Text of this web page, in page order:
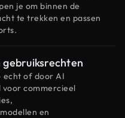
je om binnen de
te trekken en passen
echt of door AI
commercieel
en